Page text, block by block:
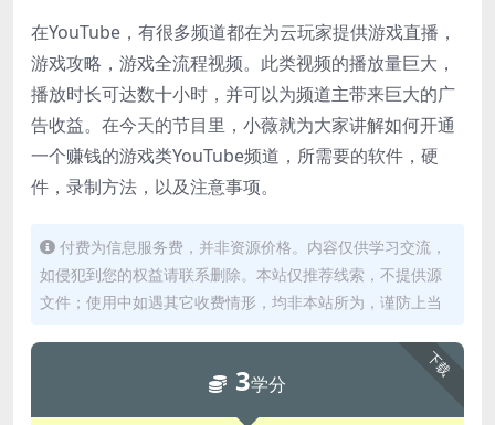
在YouTube，有很多频道都在为云玩家提供游戏直播，
游戏攻略，游戏全流程视频。此类视频的播放量巨大，
播放时长可达数十小时，并可以为频道主带来巨大的广
告收益。在今天的节目里，小薇就为大家讲解如何开通
一个赚钱的游戏类YouTube频道，所需要的软件，硬
件，录制方法，以及注意事项。
付费为信息服务费，并非资源价格。内容仅供学习交流，
如侵犯到您的权益请联系删除。本站仅推荐线索，不提供源
文件；使用中如遇其它收费情形，均非本站所为，谨防上当
下载
3学分